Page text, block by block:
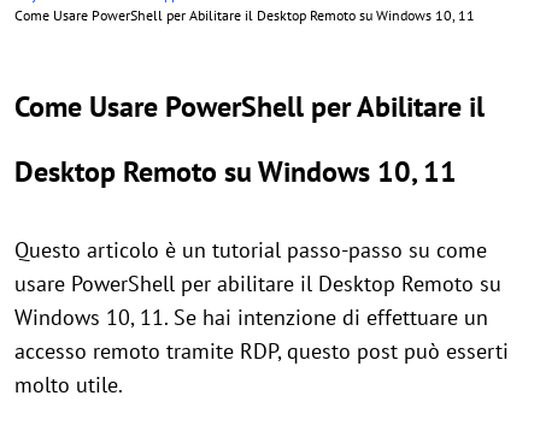
Come Usare PowerShell per Abilitare il Desktop Remoto su Windows 10, 11
Come Usare PowerShell per Abilitare il
Desktop Remoto su Windows 10, 11
Questo articolo è un tutorial passo-passo su come
usare PowerShell per abilitare il Desktop Remoto su
Windows 10, 11. Se hai intenzione di effettuare un
accesso remoto tramite RDP, questo post può esserti
molto utile.